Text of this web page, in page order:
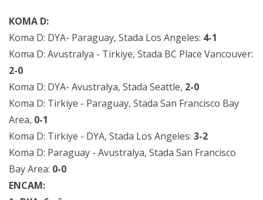
KOMA D:
Koma D: DYA- Paraguay, Stada Los Angeles: 4-1
Koma D: Avustralya - Tirkiye, Stada BC Place Vancouver:
2-0
Koma D: DYA- Avustralya, Stada Seattle, 2-0
Koma D: Tirkiye - Paraguay, Stada San Francisco Bay
Area, 0-1
Koma D: Tirkiye - DYA, Stada Los Angeles: 3-2
Koma D: Paraguay - Avustralya, Stada San Francisco
Bay Area: 0-0
ENCAM: